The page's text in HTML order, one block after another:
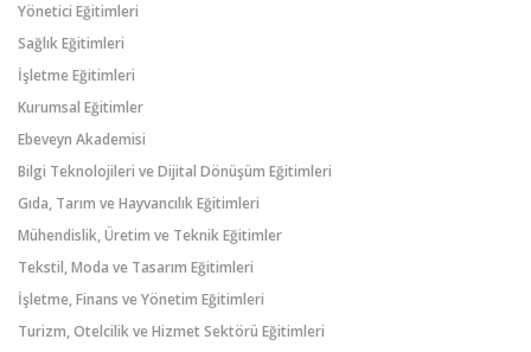
Yönetici Eğitimleri
Sağlık Eğitimleri
İşletme Eğitimleri
Kurumsal Eğitimler
Ebeveyn Akademisi
Bilgi Teknolojileri ve Dijital Dönüşüm Eğitimleri
Gıda, Tarım ve Hayvancılık Eğitimleri
Mühendislik, Üretim ve Teknik Eğitimler
Tekstil, Moda ve Tasarım Eğitimleri
İşletme, Finans ve Yönetim Eğitimleri
Turizm, Otelcilik ve Hizmet Sektörü Eğitimleri